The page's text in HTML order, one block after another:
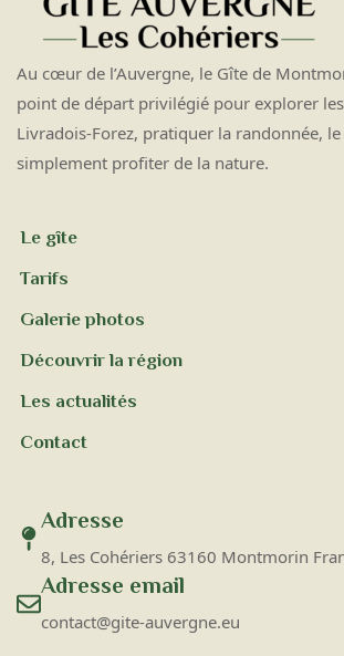
Au cœur de l’Auvergne, le Gîte de
point de départ privilégié pour explorer
Livradois-Forez, pratiquer la randonnée,
simplement profiter de la nature.
Le gîte
Tarifs
Galerie photos
Découvrir la région
Les actualités
Contact
Adresse
8, Les Cohériers 63160 Montmorin
Adresse email
contact@gite-auvergne.eu